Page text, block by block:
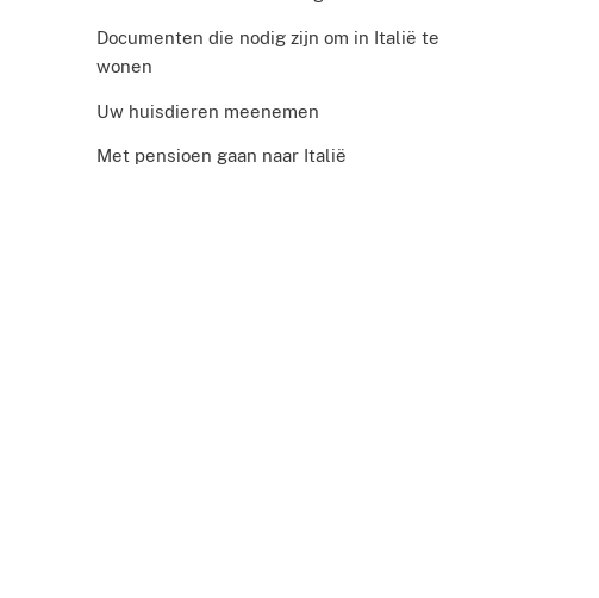
Documenten die nodig zijn om in Italië te
wonen
Uw huisdieren meenemen
Met pensioen gaan naar Italië